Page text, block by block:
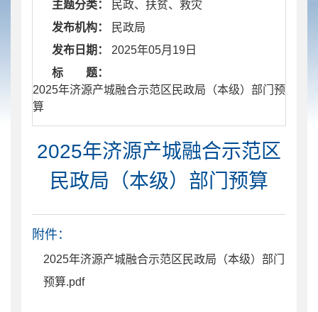
主题分类：
民政、扶贫、救灾
发布机构：
民政局
发布日期：
2025年05月19日
标 题：
​ 2025年济源产城融合示范区民政局（本级）部门预
算
2025年济源产城融合示范区
民政局（本级）部门预算
附件：
2025年济源产城融合示范区民政局（本级）部门
预算.pdf